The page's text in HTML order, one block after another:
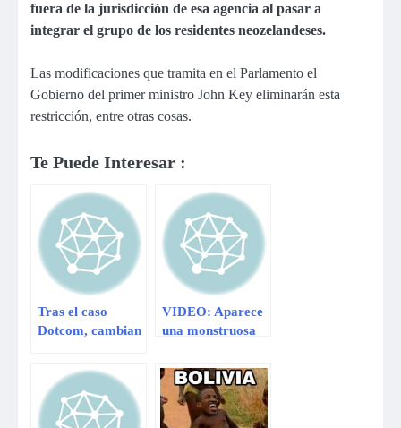
fuera de la jurisdicción de esa agencia al pasar a
integrar el grupo de los residentes neozelandeses.
Las modificaciones que tramita en el Parlamento el
Gobierno del primer ministro John Key eliminarán esta
restricción, entre otras cosas.
Te Puede Interesar :
Tras el caso
Dotcom, cambian
ciberdelitos
VIDEO: Aparece
una monstruosa
playa de Nueva
Zelanda